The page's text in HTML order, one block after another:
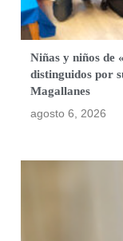
Niñas y niños de
distinguidos por
Magallanes
agosto 6, 2026